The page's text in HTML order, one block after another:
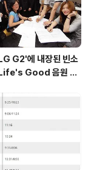
G2'에 내장된 빈소
Good 음원 공